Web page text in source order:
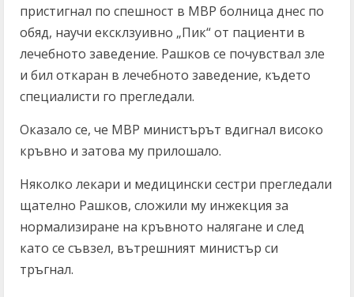
пристигнал по спешност в МВР болница днес по
обяд, научи ексклзуивно „Пик“ от пациенти в
лечебното заведение. Рашков се почувствал зле
и бил откаран в лечебното заведение, където
специалисти го прегледали.
Оказало се, че МВР министърът вдигнал високо
кръвно и затова му прилошало.
Няколко лекари и медицински сестри прегледали
щателно Рашков, сложили му инжекция за
нормализиране на кръвното налягане и след
като се съвзел, вътрешният министър си
тръгнал.